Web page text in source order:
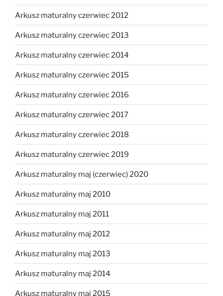
Arkusz maturalny czerwiec 2012
Arkusz maturalny czerwiec 2013
Arkusz maturalny czerwiec 2014
Arkusz maturalny czerwiec 2015
Arkusz maturalny czerwiec 2016
Arkusz maturalny czerwiec 2017
Arkusz maturalny czerwiec 2018
Arkusz maturalny czerwiec 2019
Arkusz maturalny maj (czerwiec) 2020
Arkusz maturalny maj 2010
Arkusz maturalny maj 2011
Arkusz maturalny maj 2012
Arkusz maturalny maj 2013
Arkusz maturalny maj 2014
Arkusz maturalny maj 2015